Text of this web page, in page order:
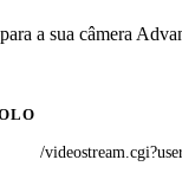
a sua câmera
/